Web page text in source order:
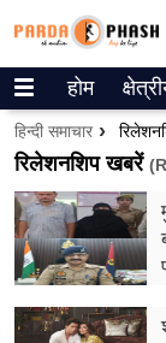
Trending on
ePaper
वेब स्टोरीज
उत्तर प्रदेश
गैलरी
होम
हिन्दी समाचार
रिलेशनशिप खबरें